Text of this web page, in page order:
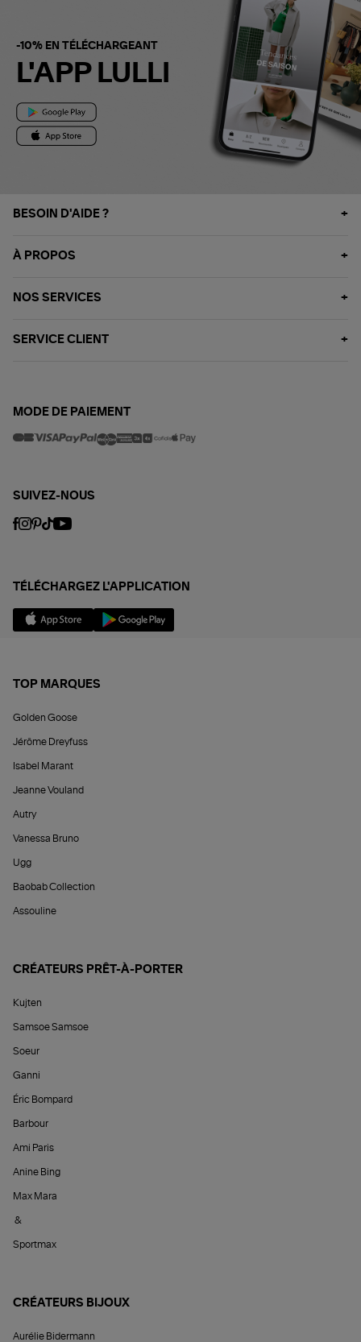
-10% EN TÉLÉCHARGEANT
L'APP LULLI
BESOIN D'AIDE ?
À PROPOS
NOS SERVICES
SERVICE CLIENT
MODE DE PAIEMENT
SUIVEZ-NOUS
TÉLÉCHARGEZ L'APPLICATION
TOP MARQUES
Golden Goose
Jérôme Dreyfuss
Isabel Marant
Jeanne Vouland
Autry
Vanessa Bruno
Ugg
Baobab Collection
Assouline
CRÉATEURS PRÊT-À-PORTER
Kujten
Samsoe Samsoe
Soeur
Ganni
Éric Bompard
Barbour
Ami Paris
Anine Bing
Max Mara
&
Sportmax
CRÉATEURS BIJOUX
Aurélie Bidermann